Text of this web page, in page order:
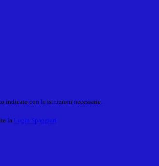
indicato con le istruzioni necessarie.
la Login Spaggiari